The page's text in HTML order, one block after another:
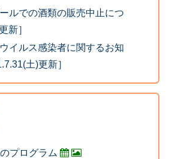
ルでの酒類の販売中止につ
新］
イルス感染者に関するお知
土)更新］
プログラム